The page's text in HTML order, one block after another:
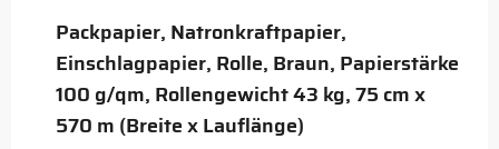
Packpapier, Natronkraftpapier,
Einschlagpapier, Rolle, Braun, Papierstärke
100 g/qm, Rollengewicht 43 kg, 75 cm x
570 m (Breite x Lauflänge)